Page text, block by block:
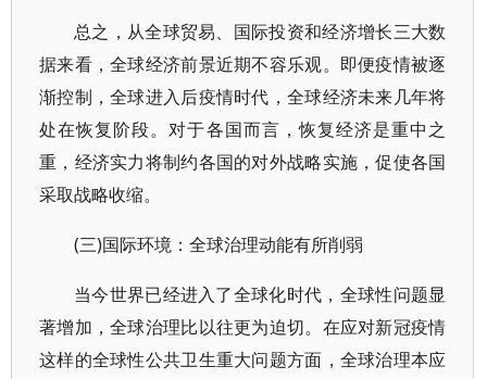
总之，从全球贸易、国际投资和经济增长三大数
据来看，全球经济前景近期不容乐观。即便疫情被逐
渐控制，全球进入后疫情时代，全球经济未来几年将
处在恢复阶段。对于各国而言，恢复经济是重中之
重，经济实力将制约各国的对外战略实施，促使各国
采取战略收缩。
(三)国际环境：全球治理动能有所削弱
当今世界已经进入了全球化时代，全球性问题显
著增加，全球治理比以往更为迫切。在应对新冠疫情
这样的全球性公共卫生重大问题方面，全球治理本应